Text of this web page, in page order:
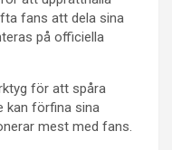
fans att dela sina
på officiella
för att spåra
kan förfina sina
mest med fans.